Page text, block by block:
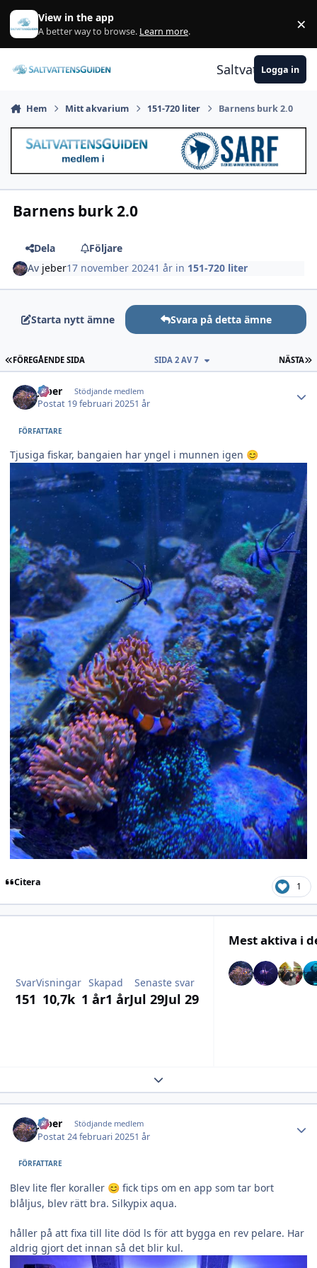
Gå till innehåll
View in the app
A better way to browse. Learn more. ×
Logga in
Hem Mitt akvarium 151-720 liter Barnens burk 2.0
Barnens burk 2.0
Dela
Följare
Av jeber17 november 20241 år in 151-720 liter
Starta nytt ämne Svara på detta ämne
FÖRSTA SIDAN
FÖREGÅENDE SIDA NÄSTA
SIDA 2 AV 7
jeber Stödjande medlem
Postat 19 februari 20251 år
FÖRFATTARE
Tjusiga fiskar, bangaien har yngel i munnen igen 😊
Citera 1
Svar
151
Visningar
10,7k
Skapad
1 år1 år
Senaste svar
Jul 29Jul 29
Mest aktiva i
Expand topic overview
jeber Stödjande medlem
Postat24 februari 20251 år
FÖRFATTARE
Blev lite fler koraller 😊 fick tips om en app som tar bort
blåljus, blev rätt bra. Silkypix aqua.
håller på att fixa till lite död ls för att bygga en rev pelare. Har
aldrig gjort det innan så det blir kul.